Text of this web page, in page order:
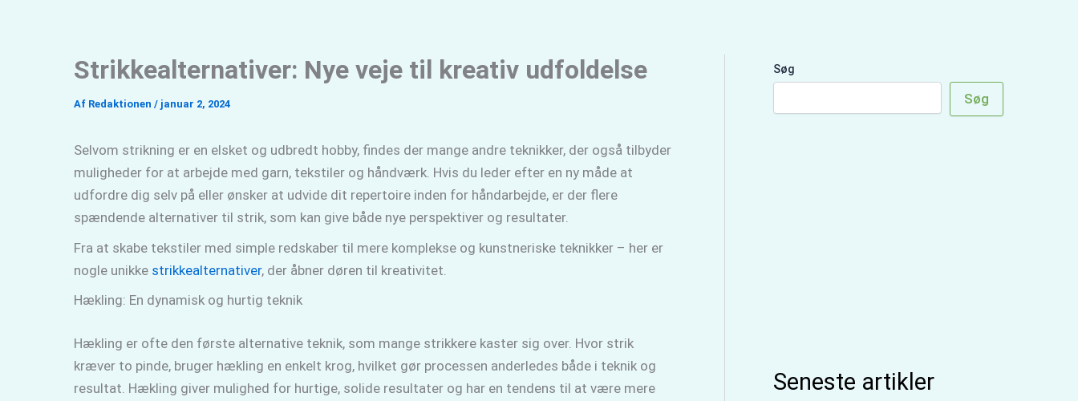
Strikkealternativer: Nye veje til kreativ udfoldelse
Af Redaktionen / januar 2, 2024
Selvom strikning er en elsket og udbredt hobby, findes der mange andre teknikker, der også tilbyder
muligheder for at arbejde med garn, tekstiler og håndværk. Hvis du leder efter en ny måde at
udfordre dig selv på eller ønsker at udvide dit repertoire inden for håndarbejde, er der flere
spændende alternativer til strik, som kan give både nye perspektiver og resultater.
Fra at skabe tekstiler med simple redskaber til mere komplekse og kunstneriske teknikker – her er
nogle unikke strikkealternativer, der åbner døren til kreativitet.
Hækling: En dynamisk og hurtig teknik
Hækling er ofte den første alternative teknik, som mange strikkere kaster sig over. Hvor strik
kræver to pinde, bruger hækling en enkelt krog, hvilket gør processen anderledes både i teknik og
resultat. Hækling giver mulighed for hurtige, solide resultater og har en tendens til at være mere
Søg
Søg
Seneste artikler